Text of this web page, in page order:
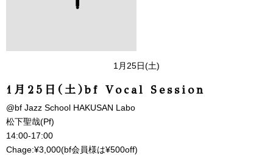
1月25日(土)
1月25日(土)bf Vocal Session
@bf Jazz School HAKUSAN Labo
松下聖哉(Pf)
14:00-17:00
Chage:¥3,000(bf会員様は¥500off)